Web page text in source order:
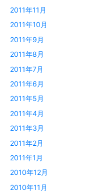
2011年11月
2011年10月
2011年9月
2011年8月
2011年7月
2011年6月
2011年5月
2011年4月
2011年3月
2011年2月
2011年1月
2010年12月
2010年11月